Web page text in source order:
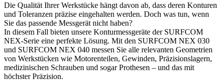
Die Qualität Ihrer Werkstücke hängt davon ab, dass deren Konturen
und Toleranzen präzise eingehalten werden. Doch was tun, wenn
Sie das passende Messgerät nicht haben?
In diesem Fall bieten unsere Konturmessgeräte der SURFCOM
NEX-Serie eine perfekte Lösung. Mit den SURFCOM NEX 030
und SURFCOM NEX 040 messen Sie alle relevanten Geometrien
von Werkstücken wie Motorenteilen, Gewinden, Präzisionslagern,
medizinischen Schrauben und sogar Prothesen – und das mit
höchster Präzision.